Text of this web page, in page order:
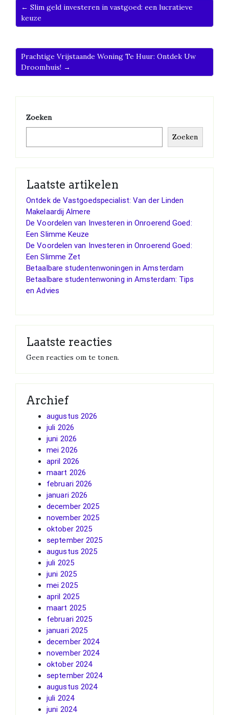
← Slim geld investeren in vastgoed: een lucratieve
keuze
Prachtige Vrijstaande Woning Te Huur: Ontdek Uw
Droomhuis! →
Zoeken
Zoeken
Laatste artikelen
Ontdek de Vastgoedspecialist: Van der Linden
Makelaardij Almere
De Voordelen van Investeren in Onroerend Goed:
Een Slimme Keuze
De Voordelen van Investeren in Onroerend Goed:
Een Slimme Zet
Betaalbare studentenwoningen in Amsterdam
Betaalbare studentenwoning in Amsterdam: Tips
en Advies
Laatste reacties
Geen reacties om te tonen.
Archief
augustus 2026
juli 2026
juni 2026
mei 2026
april 2026
maart 2026
februari 2026
januari 2026
december 2025
november 2025
oktober 2025
september 2025
augustus 2025
juli 2025
juni 2025
mei 2025
april 2025
maart 2025
februari 2025
januari 2025
december 2024
november 2024
oktober 2024
september 2024
augustus 2024
juli 2024
juni 2024